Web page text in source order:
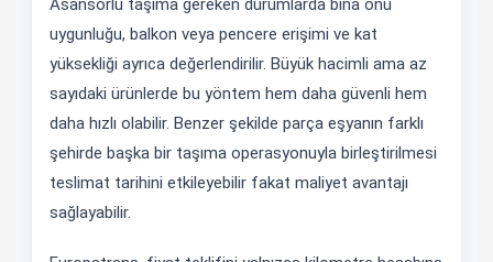
Asansörlü taşıma gereken durumlarda bina önü
uygunluğu, balkon veya pencere erişimi ve kat
yüksekliği ayrıca değerlendirilir. Büyük hacimli ama az
sayıdaki ürünlerde bu yöntem hem daha güvenli hem
daha hızlı olabilir. Benzer şekilde parça eşyanın farklı
şehirde başka bir taşıma operasyonuyla birleştirilmesi
teslimat tarihini etkileyebilir fakat maliyet avantajı
sağlayabilir.